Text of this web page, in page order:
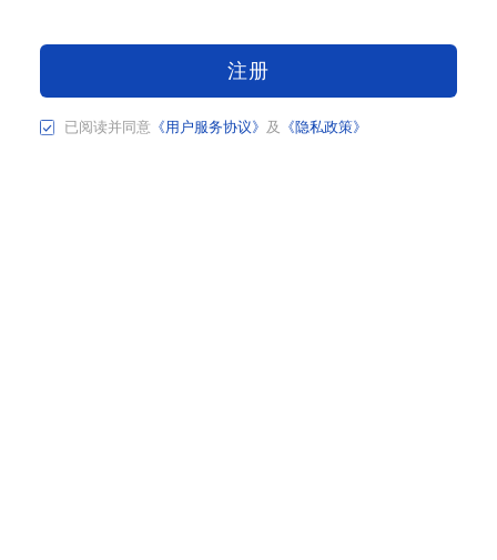
注册
已阅读并同意 《用户服务协议》 及 《隐私政策》